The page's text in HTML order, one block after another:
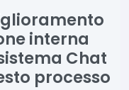
interna
Chat
processo